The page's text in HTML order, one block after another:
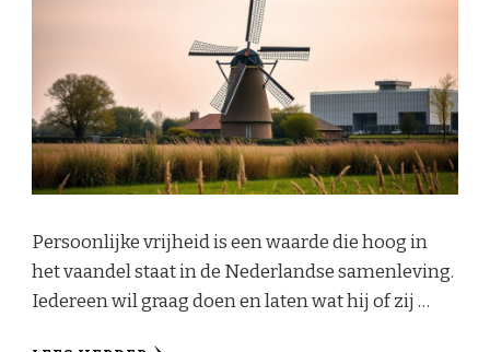
Persoonlijke vrijheid is een waarde die hoog in
het vaandel staat in de Nederlandse samenleving.
Iedereen wil graag doen en laten wat hij of zij …